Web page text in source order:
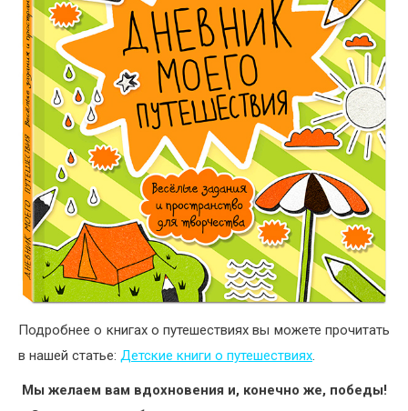
Подробнее о книгах о путешествиях вы можете прочитать
в нашей статье: Детские книги о путешествиях.
Мы желаем вам вдохновения и, конечно же, победы!